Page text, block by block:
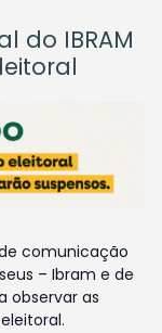
do IBRAM
comunicação
– Ibram e de
observar as